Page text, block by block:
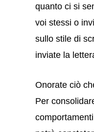
quanto ci si
voi stessi o
sullo stile di
inviate la
Onorate ciò
Per